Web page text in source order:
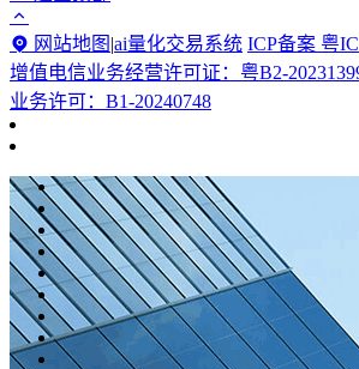
网站地图 |ai量化交易系统 ICP备案 粤
增值电信业务经营许可证：粤B2-
业务许可：B1-20240748